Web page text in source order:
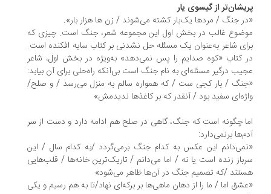
از گیسوی یار
جنگ / مردها یک‌بار کشته می‌شوند / زن ها هزار بار».
غالب در بخش اول این مجموعه شعر، جنگ است. چیزی که
شاعر به‌عنوان یک مسئله حل نشدنی بر کتاب سایه افکنده است.
کتاب «کوه صدایم را پس نمی‌دهد» به‌ویژه در بخش اول، شاعر
درگیر مسئله‌ای به نام جنگ است بی‌آنکه راه‌حلی برای آن بیابد:
/ بار کجی ست / که همواره سالم به منزل می‌رسد / و صلح/
سفید بود / آنقدر که بر کاغذها ندیدمش»
چگونه است که جنگ، گاهی در صلح هم ادامه دارد و دست از سر
برنمی‌دارد:
این عکس به کدام جنگ برمی‌گردد /به کدام سال / این
زنده است یا نه / اما می‌دانم / تاریک‌ترین خانه‌ها / قلب‌هایی
/که تصمیم جنگ در آن‌ها ظاهر می‌شود»
اما / ما را از دهان ماهی‌ها بر برکه‌ای نهاد/تا به هم رسیم و یکی